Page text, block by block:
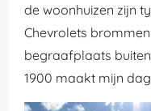
de woonhuizen zijn
Chevrolets
begraafplaats
1900 maakt mijn